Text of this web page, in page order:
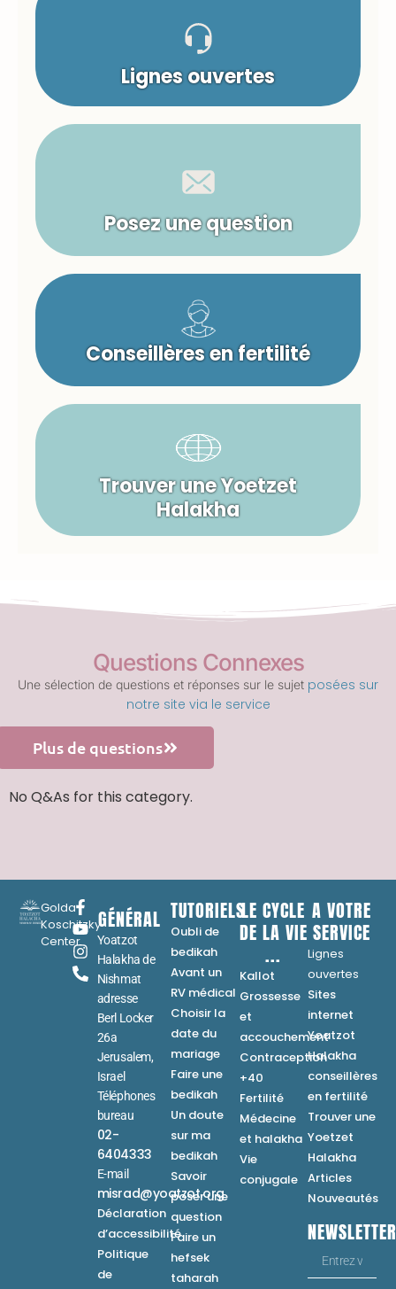
Lignes ouvertes
Posez une question
Conseillères en fertilité
Trouver une Yoetzet
Halakha
Questions Connexes
Une sélection de questions et réponses sur le sujet posées sur
notre site via le service
Plus de questions
No Q&As for this category.
Golda
Koschitzky
Center
GÉNÉRAL
Yoatzot
Halakha de
Nishmat
adresse
Berl Locker
26a
Jerusalem,
Israel
Téléphones
bureau
02-
6404333
E-mail
misrad@yoatzot.org
Déclaration
d’accessibilité
Politique
de
TUTORIELS
Oubli de
bedikah
Avant un
RV médical
Choisir la
date du
mariage
Faire une
bedikah
Un doute
sur ma
bedikah
Savoir
poser une
question
Faire un
hefsek
taharah
LE CYCLE
DE LA VIE
...
Kallot
Grossesse
et
accouchement
Contraception
+40
Fertilité
Médecine
et halakha
Vie
conjugale
A VOTRE
SERVICE
Lignes
ouvertes
Sites
internet
Yoatzot
Halakha
conseillères
en fertilité
Trouver une
Yoetzet
Halakha
Articles
Nouveautés